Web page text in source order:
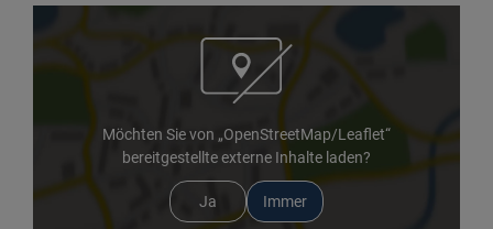
Möchten Sie von „OpenStreetMap/Leaflet“
bereitgestellte externe Inhalte laden?
Ja Immer